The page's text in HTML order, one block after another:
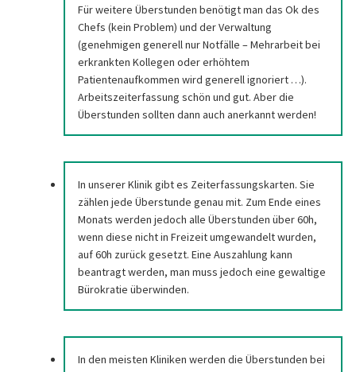
Für weitere Überstunden benötigt man das Ok des
Chefs (kein Problem) und der Verwaltung
(genehmigen generell nur Notfälle – Mehrarbeit bei
erkrankten Kollegen oder erhöhtem
Patientenaufkommen wird generell ignoriert …).
Arbeitszeiterfassung schön und gut. Aber die
Überstunden sollten dann auch anerkannt werden!
In unserer Klinik gibt es Zeiterfassungskarten. Sie
zählen jede Überstunde genau mit. Zum Ende eines
Monats werden jedoch alle Überstunden über 60h,
wenn diese nicht in Freizeit umgewandelt wurden,
auf 60h zurück gesetzt. Eine Auszahlung kann
beantragt werden, man muss jedoch eine gewaltige
Bürokratie überwinden.
In den meisten Kliniken werden die Überstunden bei